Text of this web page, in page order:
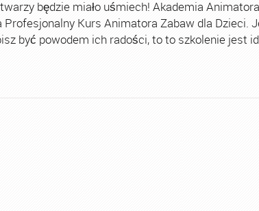
będzie miało uśmiech! Akademia
Profesjonalny Kurs Animatora Zabaw dla Dzieci.
być powodem ich radości, to to szkolenie jest